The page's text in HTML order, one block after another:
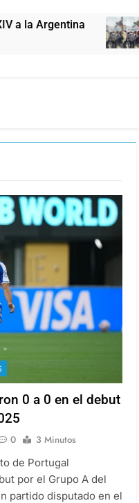
Figuras de la
18 Horas Atrás
0 a 0 en el debut
0
3 Minutos
de Portugal
por el Grupo A del
partido disputado en el